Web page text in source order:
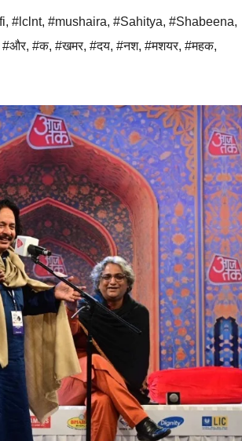
, #lclnt, #mushaira, #Sahitya, #Shabeena,
#और, #क, #खमर, #दय, #नश, #मशयर, #महक,